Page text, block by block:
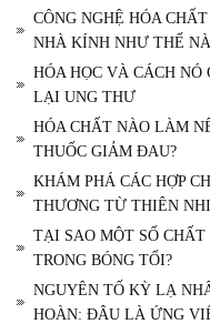
CÔNG NGHỆ HÓA
NHÀ KÍNH NHƯ THẾ
HÓA HỌC VÀ CÁCH NÓ
LẠI UNG THƯ
HÓA CHẤT NÀO LÀM
THUỐC GIẢM ĐAU?
KHÁM PHÁ CÁC HỢP
THƯƠNG TỪ THIÊN
TẠI SAO MỘT SỐ CHẤT
TRONG BÓNG TỐI?
NGUYÊN TỐ KỲ LẠ
HOÀN: ĐÂU LÀ ỨNG